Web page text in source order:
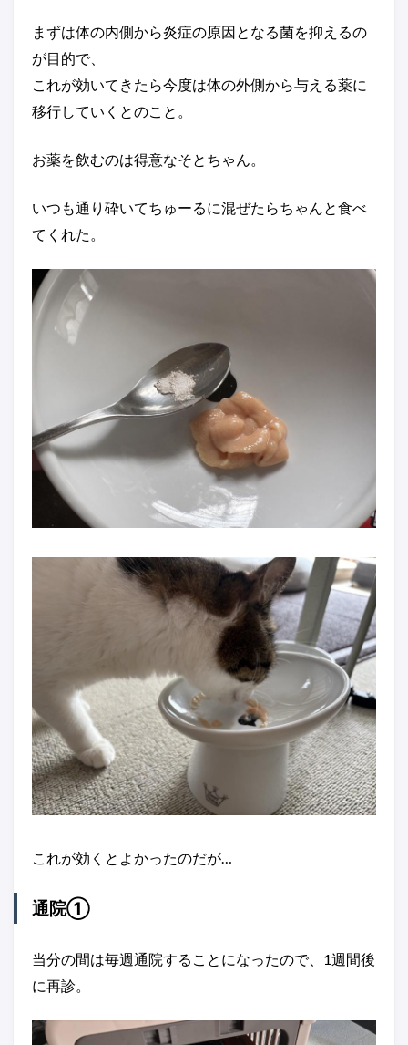
まずは体の内側から炎症の原因となる菌を抑えるの
が目的で、
これが効いてきたら今度は体の外側から与える薬に
移行していくとのこと。
お薬を飲むのは得意なそとちゃん。
いつも通り砕いてちゅーるに混ぜたらちゃんと食べ
てくれた。
これが効くとよかったのだが…
通院①
当分の間は毎週通院することになったので、1週間後
に再診。